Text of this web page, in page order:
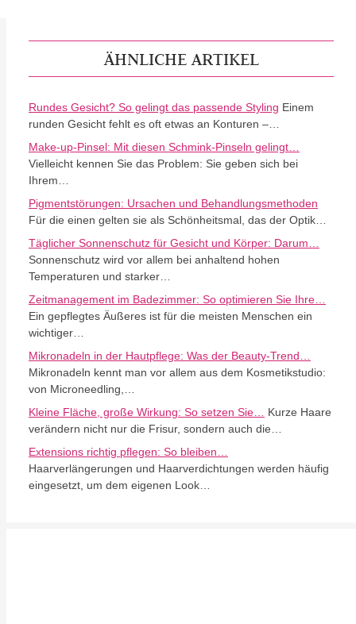
ÄHNLICHE ARTIKEL
Rundes Gesicht? So gelingt das passende Styling Einem
runden Gesicht fehlt es oft etwas an Konturen –…
Make-up-Pinsel: Mit diesen Schmink-Pinseln gelingt…
Vielleicht kennen Sie das Problem: Sie geben sich bei
Ihrem…
Pigmentstörungen: Ursachen und Behandlungsmethoden
Für die einen gelten sie als Schönheitsmal, das der Optik…
Täglicher Sonnenschutz für Gesicht und Körper: Darum…
Sonnenschutz wird vor allem bei anhaltend hohen
Temperaturen und starker…
Zeitmanagement im Badezimmer: So optimieren Sie Ihre…
Ein gepflegtes Äußeres ist für die meisten Menschen ein
wichtiger…
Mikronadeln in der Hautpflege: Was der Beauty-Trend…
Mikronadeln kennt man vor allem aus dem Kosmetikstudio:
von Microneedling,…
Kleine Fläche, große Wirkung: So setzen Sie…
Kurze Haare
verändern nicht nur die Frisur, sondern auch die…
Extensions richtig pflegen: So bleiben…
Haarverlängerungen und Haarverdichtungen werden häufig
eingesetzt, um dem eigenen Look…